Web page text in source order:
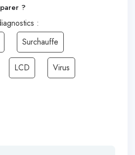
?
:
Surchauffe
LCD Virus